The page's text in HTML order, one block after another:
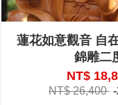
蓮花如意觀音 自
錦雕二
NT$
NT$ 26,400